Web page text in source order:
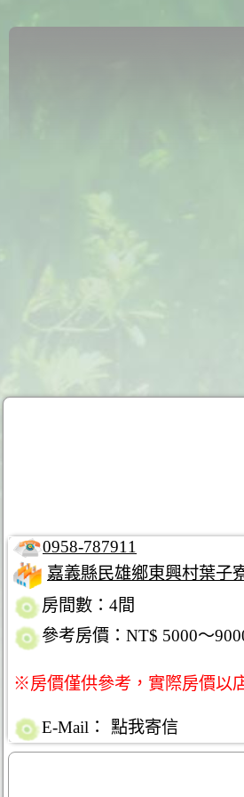
0958-787911
嘉義縣民雄鄉東興村葉子
房間數：4間
參考房價：NT$ 5000～
※房價僅供參考，實際房價以
E-Mail： 點我寄信